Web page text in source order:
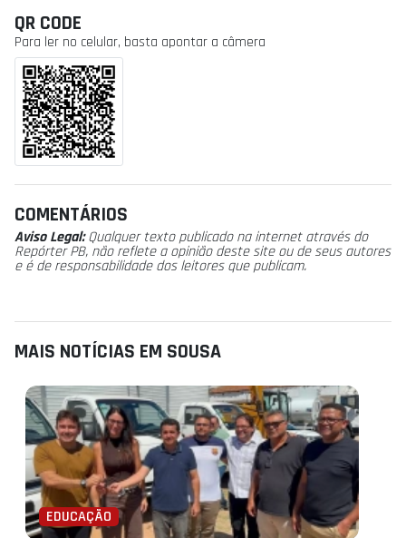
QR CODE
Para ler no celular, basta apontar a câmera
COMENTÁRIOS
Aviso Legal:Qualquer texto publicado na internet através do
Repórter PB, não reflete a opinião deste site ou de seus autores
e é de responsabilidade dos leitores que publicam.
MAIS NOTÍCIAS EM SOUSA
EDUCAÇÃO